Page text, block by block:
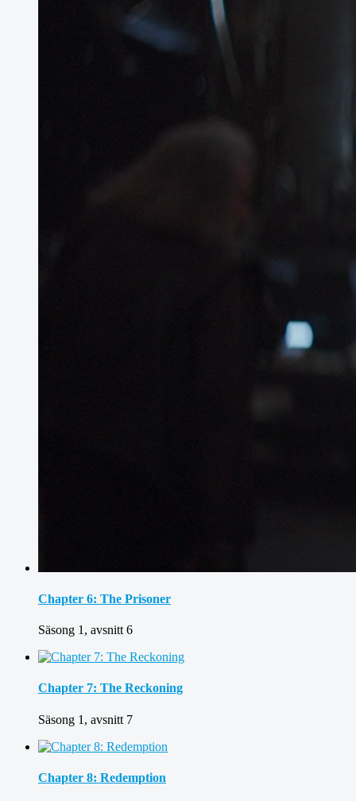
Chapter 6: The Prisoner
Säsong 1, avsnitt 6
Chapter 7: The Reckoning
Säsong 1, avsnitt 7
Chapter 8: Redemption